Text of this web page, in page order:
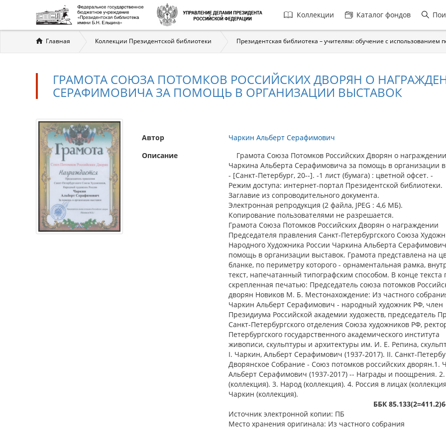
Главная
навигация
Коллекции Каталог фондов
Вы
здесь
Главная Коллекции Президентской библиотеки Президентская библиотека – учителям: обучение с использованием
ГРАМОТА СОЮЗА ПОТОМКОВ РОССИЙСКИХ ДВОРЯН О
СЕРАФИМОВИЧА ЗА ПОМОЩЬ В ОРГАНИЗАЦИИ ВЫСТАВОК
Автор
Чаркин Альберт Серафимович
Описание
Грамота Союза Потомков Российских Дворян о награждении
Чаркина Альберта Серафимовича за помощь в организации
- [Санкт-Петербург, 20--]. -1 лист (бумага) : цветной офсет. -
Режим доступа: интернет-портал Президентской библиотеки.
Заглавие из сопроводительного документа.
Электронная репродукция (2 файла, JPEG : 4,6 МБ).
Копирование пользователями не разрешается.
Грамота Союза Потомков Российских Дворян о награждении
Председателя правления Санкт-Петербургского Союза
Народного Художника России Чаркина Альберта
помощь в организации выставок. Грамота представлена на
бланке, по периметру которого - орнаментальная рамка,
текст, напечатанный типографским способом. В конце текста
скрепленная печатью: Председатель союза потомков
дворян Новиков М. Б. Местонахождение: Из частного
Чаркин Альберт Серафимович - народный художник РФ, член
Президиума Российской академии художеств, председатель
Санкт-Петербургского отделения Союза художников РФ,
Петербургского государственного академического института
живописи, скульптуры и архитектуры им. И. Е. Репина,
I. Чаркин, Альберт Серафимович (1937-2017). II. Санкт-
Дворянское Собрание - Союз потомков российских дворян.1.
Альберт Серафимович (1937-2017) -- Награды и поощрения. 2.
(коллекция). 3. Народ (коллекция). 4. Россия в лицах
Чаркин (коллекция).
ББК
Источник электронной копии: ПБ
Место хранения оригинала: Из частного собрания